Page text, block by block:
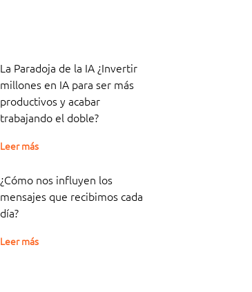
La Paradoja de la IA ¿Invertir
millones en IA para ser más
productivos y acabar
trabajando el doble?
Leer más
¿Cómo nos influyen los
mensajes que recibimos cada
día?
Leer más